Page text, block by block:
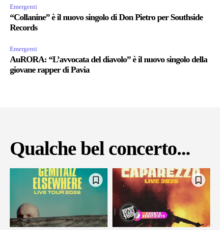
Emergenti
“Collanine” è il nuovo singolo di Don Pietro per Southside
Records
Emergenti
AuRORA: “L’avvocata del diavolo” è il nuovo singolo della
giovane rapper di Pavia
Qualche bel concerto...